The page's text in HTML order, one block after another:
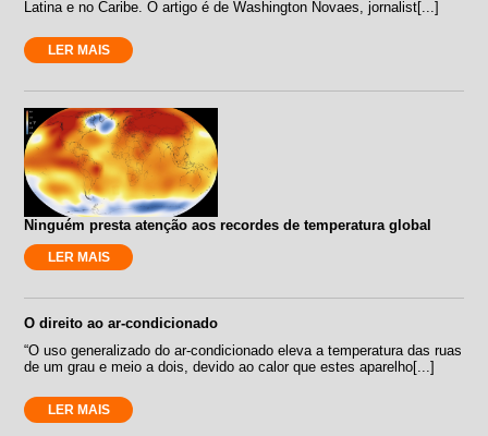
Latina e no Caribe. O artigo é de Washington Novaes, jornalist[...]
LER MAIS
Ninguém presta atenção aos recordes de temperatura global
LER MAIS
O direito ao ar-condicionado
“O uso generalizado do ar-condicionado eleva a temperatura das ruas
de um grau e meio a dois, devido ao calor que estes aparelho[...]
LER MAIS